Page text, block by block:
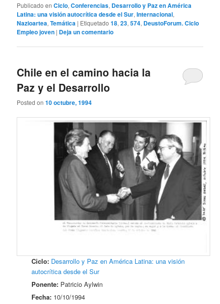
Publicado en Ciclo,Conferencias, Desarrollo y Paz en América
Latina: una visión autocrítica desde el Sur,Internacional,
Nazioartea,Temática | Etiquetado 18,23,574, DeustoForum. Ciclo
Empleo joven | Deja un comentario
Chile en el camino hacia la
Paz y el Desarrollo
Posted on10 octubre, 1994
Ciclo: Desarrollo y Paz en América Latina: una visión
autocrítica desde el Sur
Ponente: Patricio Aylwin
Fecha: 10/10/1994